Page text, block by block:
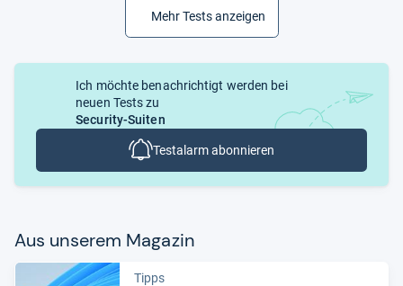
Mehr Tests anzeigen
Ich möchte benachrichtigt werden bei
neuen Tests zu
Security-Suiten
Testalarm abonnieren
Aus unse­rem Maga­zin
Tipps